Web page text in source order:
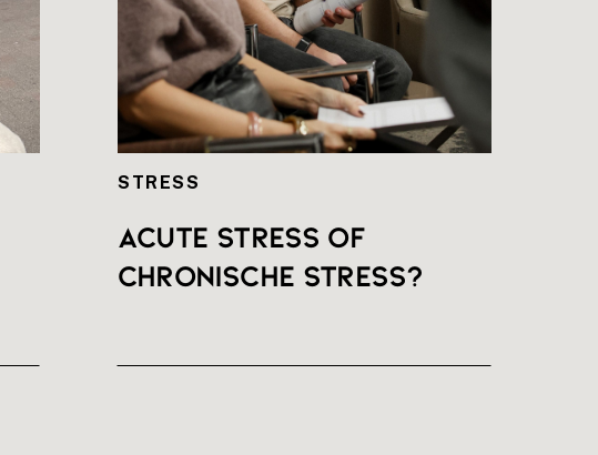
Acute stress of
chronische stress?
STRESS